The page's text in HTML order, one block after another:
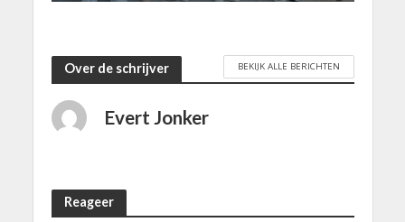
Over de schrijver BEKIJK ALLE BERICHTEN
Evert Jonker
Reageer